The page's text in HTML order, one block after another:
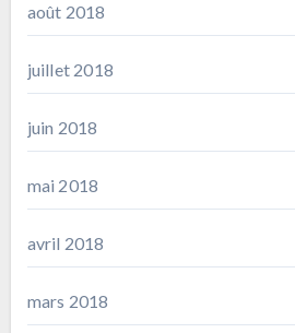
août 2018
juillet 2018
juin 2018
mai 2018
avril 2018
mars 2018